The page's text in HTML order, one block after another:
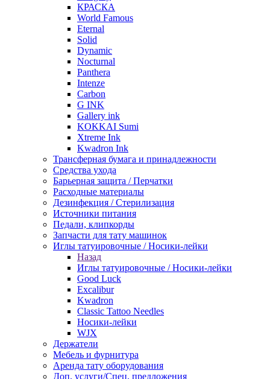
КРАСКА
World Famous
Eternal
Solid
Dynamic
Nocturnal
Panthera
Intenze
Carbon
G INK
Gallery ink
KOKKAI Sumi
Xtreme Ink
Kwadron Ink
Трансферная бумага и принадлежности
Средства ухода
Барьерная защита / Перчатки
Расходные материалы
Дезинфекция / Стерилизация
Источники питания
Педали, клипкорды
Запчасти для тату машинок
Иглы татуировочные / Носики-лейки
Назад
Иглы татуировочные / Носики-лейки
Good Luck
Excalibur
Kwadron
Classic Tattoo Needles
Носики-лейки
WJX
Держатели
Мебель и фурнитура
Аренда тату оборудования
Доп. услуги/Спец. предложения